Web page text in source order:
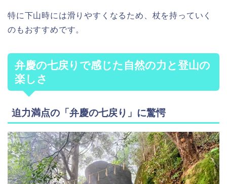
特に下山時には滑りやすくなるため、杖を持っていく
のもおすすめです。
弁慶の七戻りで感じた自然の力と登山の
楽しさ
迫力満点の「弁慶の七戻り」に驚愕